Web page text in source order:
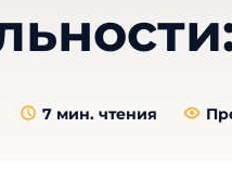
7 мин. чтения